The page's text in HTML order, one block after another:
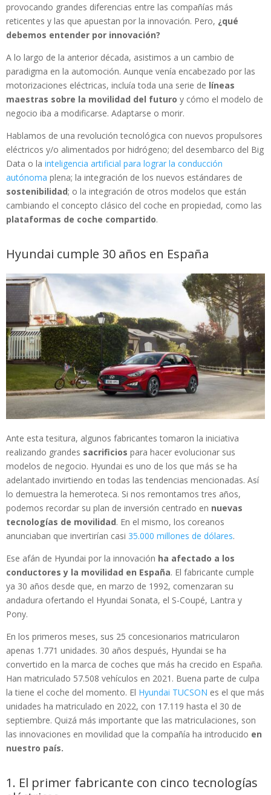
provocando grandes diferencias entre las compañías más
reticentes y las que apuestan por la innovación. Pero, ¿qué
debemos entender por innovación?
A lo largo de la anterior década, asistimos a un cambio de
paradigma en la automoción. Aunque venía encabezado por las
motorizaciones eléctricas, incluía toda una serie de líneas
maestras sobre la movilidad del futuro y cómo el modelo de
negocio iba a modificarse. Adaptarse o morir.
Hablamos de una revolución tecnológica con nuevos propulsores
eléctricos y/o alimentados por hidrógeno; del desembarco del Big
Data o la inteligencia artificial para lograr la conducción
autónoma plena; la integración de los nuevos estándares de
sostenibilidad; o la integración de otros modelos que están
cambiando el concepto clásico del coche en propiedad, como las
plataformas de coche compartido.
Hyundai cumple 30 años en España
Ante esta tesitura, algunos fabricantes tomaron la iniciativa
realizando grandes sacrificios para hacer evolucionar sus
modelos de negocio. Hyundai es uno de los que más se ha
adelantado invirtiendo en todas las tendencias mencionadas. Así
lo demuestra la hemeroteca. Si nos remontamos tres años,
podemos recordar su plan de inversión centrado en nuevas
tecnologías de movilidad. En el mismo, los coreanos
anunciaban que invertirían casi 35.000 millones de dólares.
Ese afán de Hyundai por la innovación ha afectado a los
conductores y la movilidad en España. El fabricante cumple
ya 30 años desde que, en marzo de 1992, comenzaran su
andadura ofertando el Hyundai Sonata, el S-Coupé, Lantra y
Pony.
En los primeros meses, sus 25 concesionarios matricularon
apenas 1.771 unidades. 30 años después, Hyundai se ha
convertido en la marca de coches que más ha crecido en España.
Han matriculado 57.508 vehículos en 2021. Buena parte de culpa
la tiene el coche del momento. El Hyundai TUCSON es el que más
unidades ha matriculado en 2022, con 17.119 hasta el 30 de
septiembre. Quizá más importante que las matriculaciones, son
las innovaciones en movilidad que la compañía ha introducido en
nuestro país.
1. El primer fabricante con cinco tecnologías